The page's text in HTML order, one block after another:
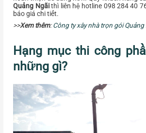
Quảng Ngãithì liên hệ hotline 098 284 40
báo giá chi tiết.
>>Xem thêm:Công ty xây nhà trọn gói
Hạng mục thi công
những gì?